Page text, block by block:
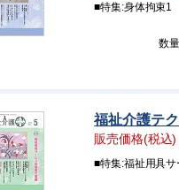
■特集:身体拘束1
数量
福祉介護テ
販売価格(税込)
■特集:福祉用具